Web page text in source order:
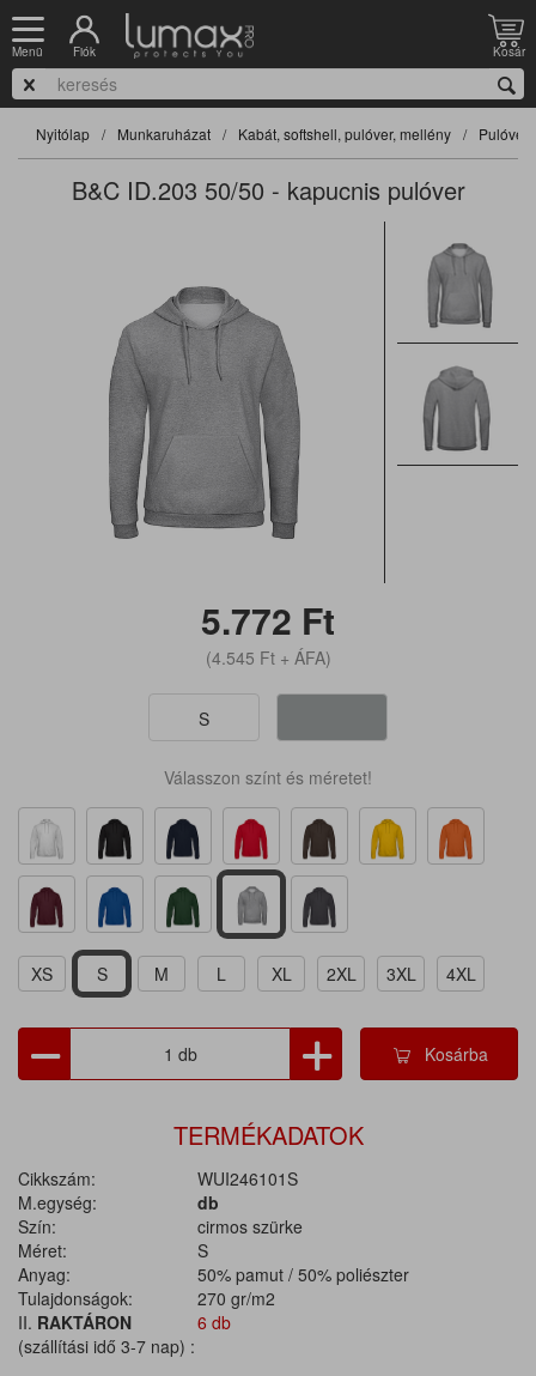
Menü Fiók Kosár
Nyitólap Munkaruházat Kabát, softshell, pulóver, mellény Pulóver
B&C ID.203 50/50 - kapucnis pulóver
5.772 Ft
(4.545 Ft+ ÁFA)
S
Válasszon színt és méretet!
XS S M L XL 2XL 3XL 4XL
Kosárba
TERMÉKADATOK
Cikkszám:
WUI246101S
M.egység:
db
Szín:
cirmos szürke
Méret:
S
Anyag:
50% pamut / 50% poliészter
Tulajdonságok:
270 gr/m2
II. RAKTÁRON
(szállítási idő 3-7 nap) :
6 db